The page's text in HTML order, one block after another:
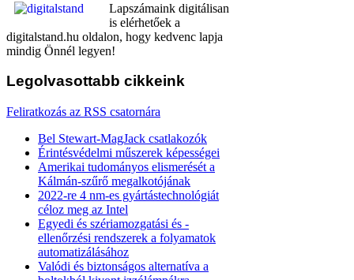
Lapszámaink digitálisan
is elérhetőek a
digitalstand.hu oldalon, hogy kedvenc lapja
mindig Önnél legyen!
Legolvasottabb cikkeink
Feliratkozás az RSS csatornára
Bel Stewart-MagJack csatlakozók
Érintésvédelmi műszerek képességei
Amerikai tudományos elismerését a
Kálmán-szűrő megalkotójának
2022-re 4 nm-es gyártástechnológiát
céloz meg az Intel
Egyedi és szériamozgatási és -
ellenőrzési rendszerek a folyamatok
automatizálásához
Valódi és biztonságos alternatíva a